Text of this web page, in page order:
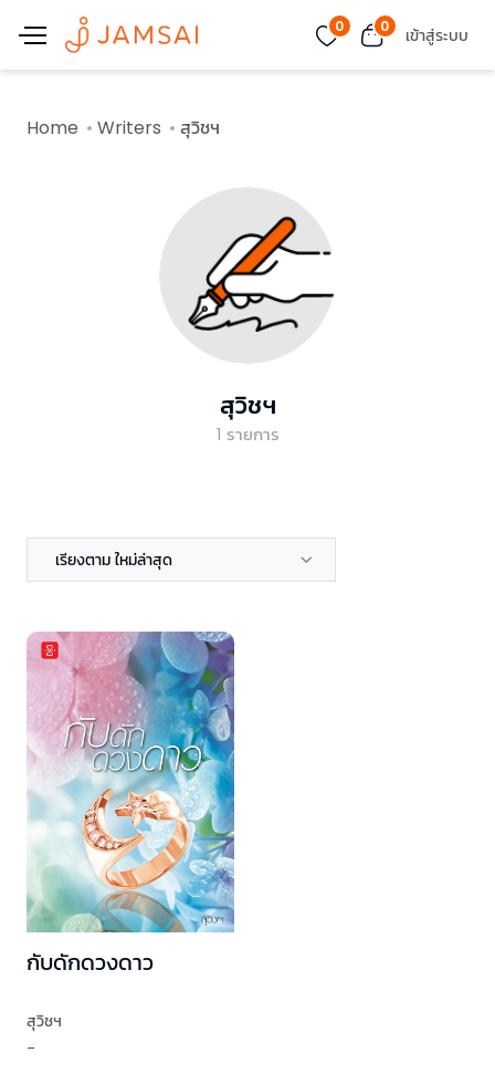
0 0 เข้าสู่ระบบ
Home Writers สุวิชฯ
สุวิชฯ
1 รายการ
เรียงตาม ใหม่ล่าสุด
กับดักดวงดาว
สุวิชฯ
-